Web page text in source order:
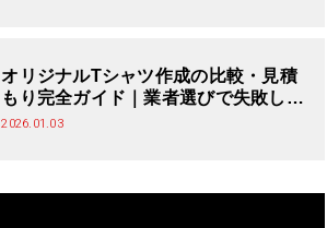
オリジナルTシャツ作成の比較・見積
もり完全ガイド｜業者選びで失敗しな
い判断基準
2026.01.03